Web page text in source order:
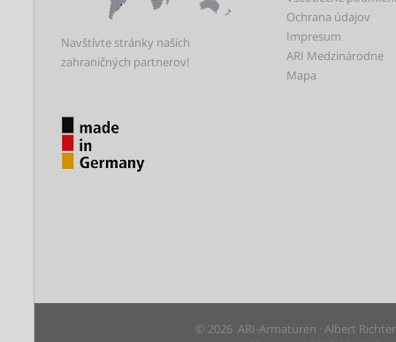
Navštívte stránky našich
zahraničných partnerov!
Ochrana údajov
Impresum
ARI Medzinárodne
Mapa
© 2026 ARI-Armaturen · Albert